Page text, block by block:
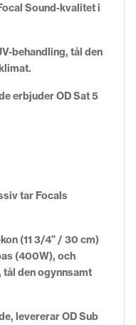
Sound-kvalitet i
behandling, tål den
erbjuder OD Sat 5
tar Focals
(11 3/4” / 30 cm)
(400W), och
den ogynnsamt
levererar OD Sub